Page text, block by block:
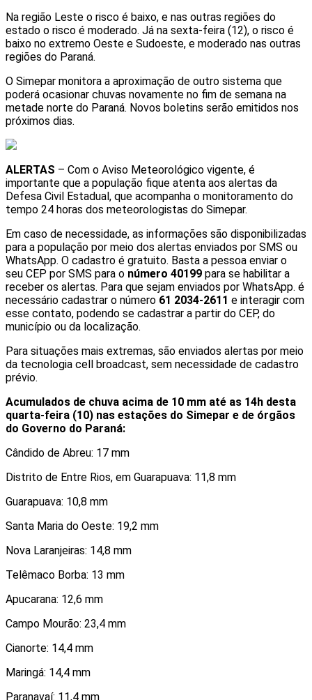
Na região Leste o risco é baixo, e nas outras regiões do
estado o risco é moderado. Já na sexta-feira (12), o risco é
baixo no extremo Oeste e Sudoeste, e moderado nas outras
regiões do Paraná.
O Simepar monitora a aproximação de outro sistema que
poderá ocasionar chuvas novamente no fim de semana na
metade norte do Paraná. Novos boletins serão emitidos nos
próximos dias.
ALERTAS – Com o Aviso Meteorológico vigente, é
importante que a população fique atenta aos alertas da
Defesa Civil Estadual, que acompanha o monitoramento do
tempo 24 horas dos meteorologistas do Simepar.
Em caso de necessidade, as informações são disponibilizadas
para a população por meio dos alertas enviados por SMS ou
WhatsApp. O cadastro é gratuito. Basta a pessoa enviar o
seu CEP por SMS para o número 40199 para se habilitar a
receber os alertas. Para que sejam enviados por WhatsApp. é
necessário cadastrar o número 61 2034-2611 e interagir com
esse contato, podendo se cadastrar a partir do CEP, do
município ou da localização.
Para situações mais extremas, são enviados alertas por meio
da tecnologia cell broadcast, sem necessidade de cadastro
prévio.
Acumulados de chuva acima de 10 mm até as 14h desta
quarta-feira (10) nas estações do Simepar e de órgãos
do Governo do Paraná:
Cândido de Abreu: 17 mm
Distrito de Entre Rios, em Guarapuava: 11,8 mm
Guarapuava: 10,8 mm
Santa Maria do Oeste: 19,2 mm
Nova Laranjeiras: 14,8 mm
Telêmaco Borba: 13 mm
Apucarana: 12,6 mm
Campo Mourão: 23,4 mm
Cianorte: 14,4 mm
Maringá: 14,4 mm
Paranavaí: 11,4 mm